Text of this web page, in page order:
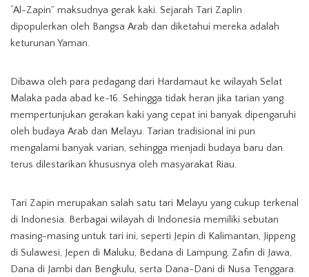
“Al-Zapin” maksudnya gerak kaki. Sejarah Tari Zaplin
dipopulerkan oleh Bangsa Arab dan diketahui mereka adalah
keturunan Yaman.
Dibawa oleh para pedagang dari Hardamaut ke wilayah Selat
Malaka pada abad ke-16. Sehingga tidak heran jika tarian yang
mempertunjukan gerakan kaki yang cepat ini banyak dipengaruhi
oleh budaya Arab dan Melayu. Tarian tradisional ini pun
mengalami banyak varian, sehingga menjadi budaya baru dan
terus dilestarikan khususnya oleh masyarakat Riau.
Tari Zapin merupakan salah satu tari Melayu yang cukup terkenal
di Indonesia. Berbagai wilayah di Indonesia memiliki sebutan
masing-masing untuk tari ini, seperti Jepin di Kalimantan, Jippeng
di Sulawesi, Jepen di Maluku, Bedana di Lampung, Zafin di Jawa,
Dana di Jambi dan Bengkulu, serta Dana-Dani di Nusa Tenggara.